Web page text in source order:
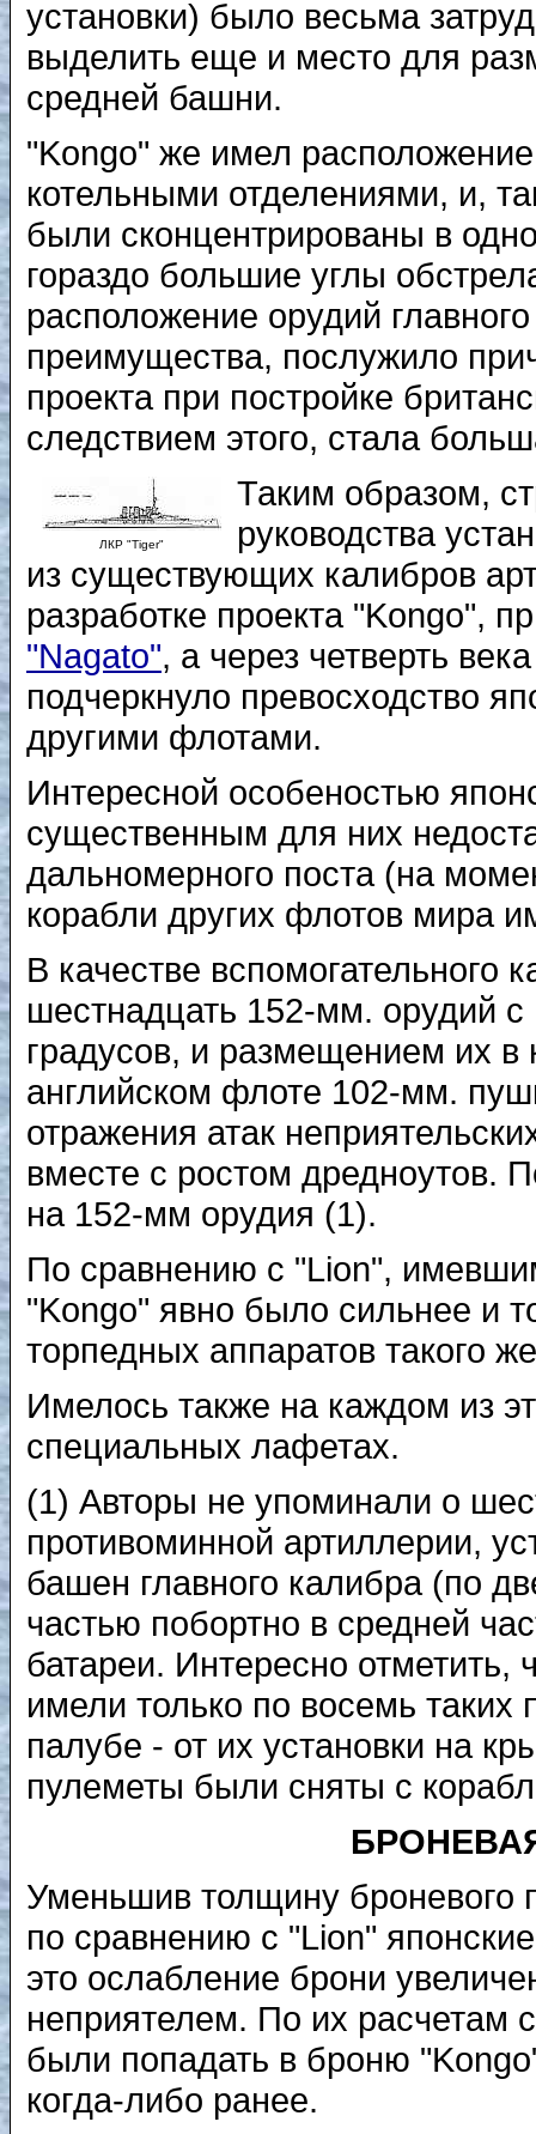
установки) было весьма
выделить еще и место для
средней башни.
"Kongo" же имел
котельными отделениями, и,
были сконцентрированы в
гораздо большие углы
расположение орудий
преимущества, послужило
проекта при постройке
следствием этого, стала
ЛКР "Tiger"
Таким образом,
руководства
из существующих калибров
разработке проекта "Kongo",
"Nagato", а через четверть
подчеркнуло превосходство
другими флотами.
Интересной особеностью
существенным для них
дальномерного поста (на
корабли других флотов мира
В качестве
шестнадцать 152-мм. орудий
градусов, и размещением их в
английском флоте 102-мм.
отражения атак
вместе с ростом дредноутов.
на 152-мм орудия (1).
По сравнению с "Lion",
"Kongo" явно было сильнее и
торпедных аппаратов такого
Имелось также на каждом из
специальных лафетах.
(1) Авторы не упоминали о
противоминной артиллерии,
башен главного калибра (по
частью побортно в средней
батареи. Интересно отметить,
имели только по восемь
палубе - от их установки на
пулеметы были сняты с
Уменьшив толщину броневого
по сравнению с "Lion"
это ослабление брони
неприятелем. По их расчетам
были попадать в броню
когда-либо ранее.